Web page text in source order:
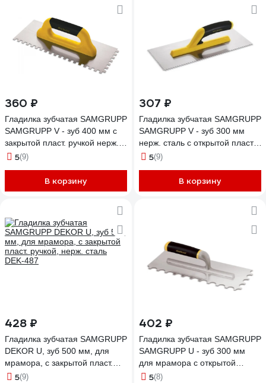
360 ₽
Гладилка зубчатая SAMGRUPP
SAMGRUPP V - зуб 400 мм с
закрытой пласт. ручкой нерж.
5(9)
В корзину
307 ₽
Гладилка зубчатая SAMGRUPP
SAMGRUPP V - зуб 300 мм
нерж. сталь с открытой пласт.
5(9)
В корзину
428 ₽
Гладилка зубчатая SAMGRUPP
DEKOR U, зуб 500 мм, для
мрамора, с закрытой пласт.
ручкой, нерж. сталь DEK-487
5(9)
402 ₽
Гладилка зубчатая SAMGRUPP
SAMGRUPP U - зуб 300 мм
для мрамора с открытой
аллюм. ручкой нерж. сталь
5(8)